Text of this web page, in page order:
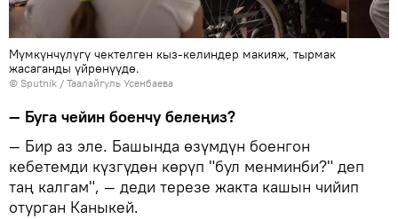
Мүмкүнчүлүгү чектелген кыз-келиндер макияж, тырмак
жасаганды үйрөнүүдө.
© Sputnik / Таалайгуль Усенбаева
— Буга чейин боенчу белеңиз?
— Бир аз эле. Башында өзүмдүн боенгон
кебетемди күзгүдөн көрүп "бул менминби?" деп
таң калгам", — деди терезе жакта кашын чийип
отурган Каныкей.